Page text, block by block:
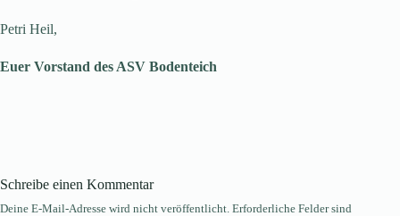
Petri Heil,
Euer Vorstand des ASV Bodenteich
Schreibe einen Kommentar
Deine E-Mail-Adresse wird nicht veröffentlicht. Erforderliche Felder sind